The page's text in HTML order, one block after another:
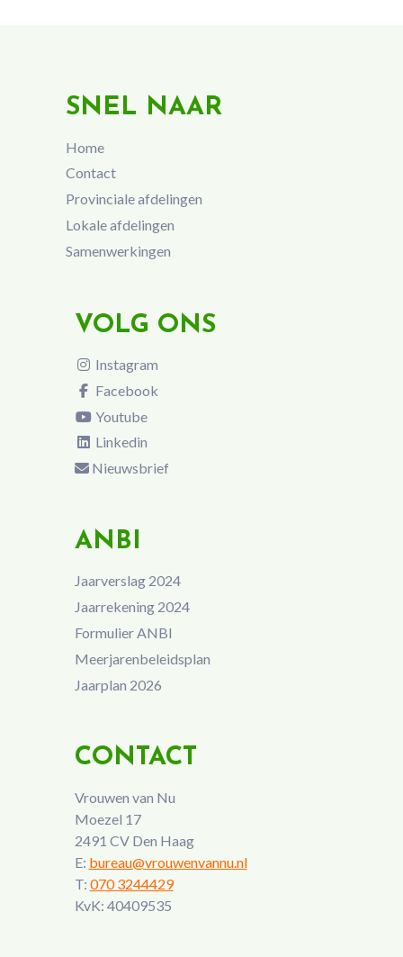
SNEL NAAR
Home
Contact
Provinciale afdelingen
Lokale afdelingen
Samenwerkingen
VOLG ONS
Instagram
Facebook
Youtube
Linkedin
Nieuwsbrief
ANBI
Jaarverslag 2024
Jaarrekening 2024
Formulier ANBI
Meerjarenbeleidsplan
Jaarplan 2026
CONTACT
Vrouwen van Nu
Moezel 17
2491 CV Den Haag
E: bureau@vrouwenvannu.nl
T: 070 3244429
KvK: 40409535